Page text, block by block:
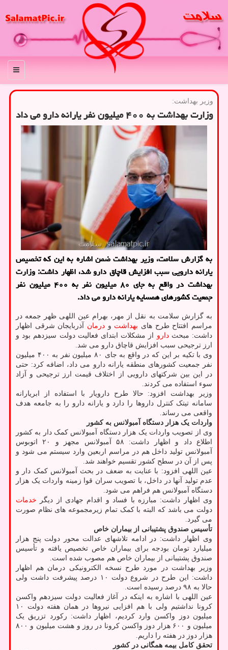
منو
وزیر بهداشت:
وزارت بهداشت به ۴۰۰ میلیون نفر یارانه دارو می داد
به گزارش سلامت، وزیر بهداشت ضمن اشاره به این که تخصیص
یارانه دارویی سبب افزایش قاچاق دارو شد، اظهار داشت: وزارت
بهداشت در واقع به جای ۸۰ میلیون نفر به ۴۰۰ میلیون نفر
جمعیت کشورهای همسایه یارانه دارو می داد.
به گزارش سلامت به نقل از مهر، بهرام عین اللهی ظهر جمعه در
مراسم افتتاح طرح های بهداشت و درمان آذربایجان شرقی اظهار
داشت: مبحثدارو از مشکلات ابتدای فعالیت دولت سیزدهم بود و
ارز ترجیحی سبب افزایش قاچاق دارو می شد.
وی با تکیه بر این که در واقع به جای ۸۰ میلیون نفر به ۴۰۰ میلیون
نفر جمعیت کشورهای منطقه یارانه دارو می داد، اضافه کرد: حتی
در این بین شرکتهای دارویی از اختلاف قیمت ارز ترجیحی و آزاد
سوء استفاده می کردند.
وزیر بهداشت افزود: حالا طرح دارویار با استفاده از ابریارانه
سامانه تیتک کنترل داروها را دارد و یارانه دارو را به جامعه هدف
واقعی می رساند.
واردات یک هزار دستگاه آمبولانس به کشور
وی از تصویب واردات یک هزار دستگاه آمبولانس کمک دار به کشور
اطلاع داد و اظهار داشت: ۵۸ آمبولانس مجهز و ۲۰ اتوبوس
آمبولانس تولید داخل هم در مراسم اربعین وارد سیستم می شود و
پس از آن در سطح کشور تقسیم خواهند شد.
عین اللهی افزود: با عنایت به ضعف در بحث آمبولانس کمک دار و
عدم تولید آنها در داخل، با تصویب سران قوا زمینه واردات یک هزار
دستگاه آمبولانس هم فراهم می شود.
وی اظهار داشت: مبارزه با فساد و اقدام جهادی از دیگر خدمات
دولت می باشد که البته با کمک تمام زیرمجموعه های نظام صورت
می گیرد.
تأسیس صندوق پشتیبانی از بیماران خاص
وی اظهار داشت: در ادامه تلاشهای عدالت محور دولت پنج هزار
میلیارد تومان بودجه برای بیماران خاص تخصیص یافته و تأسیس
صندوق پشتیبانی از بیماران خاص هم مصوب شده است.
وزیر بهداشت در مورد طرح نسخه الکترونیکی درمان هم اظهار
داشت: این طرح در شروع دولت ۱۰ درصد پیشرفت داشت ولی
حالا به ۹۸ درصد رسیده است.
عین اللهی با اشاره به اینکه در آغاز فعالیت دولت سیزدهم واکسن
کرونا نداشتیم ولی با هم افزایی نیروها در همان هفته دولت ۱۰
میلیون دوز واکسن وارد کردیم، اظهار داشت: رکورد تزریق یک
میلیون و ۶۰۰ هزار دوز واکسن کرونا در روز و هشت میلیون و ۸۰۰
هزار دوز در هفته را داریم.
تحقق کامل بیمه همگانی در کشور